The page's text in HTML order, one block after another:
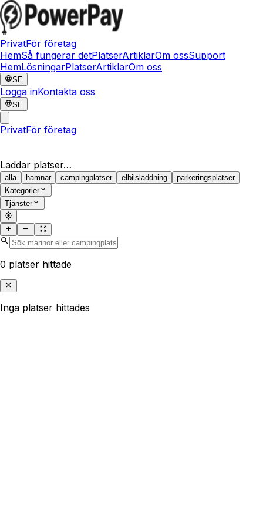
PrivatFör företag
HemSå fungerar detPlatserArtiklarOm ossSupport
HemLösningarPlatserArtiklarOm oss
SE
Logga inKontakta oss
SE
PrivatFör företag
Laddar platser…
alla hamnar campingplatser elbilsladdning
parkeringsplatser
Kategorier
Tjänster
0 platser hittade
Inga platser hittades